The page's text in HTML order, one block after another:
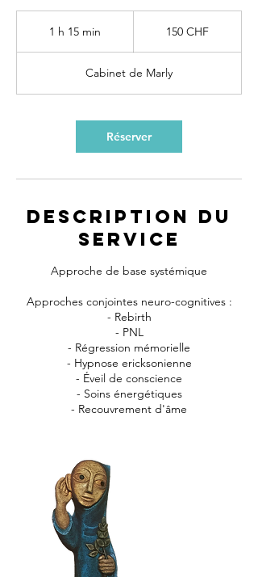
1 h 15 min
m
i
150 CHF
Cabinet de Marly
Réserver
Description du
service
Approche de base systémique
Approches conjointes neuro-cognitives :​
- Rebirth
- PNL
- Régression mémorielle
- Hypnose ericksonienne
- Éveil de conscience
- Soins énergétiques
- Recouvrement d'âme